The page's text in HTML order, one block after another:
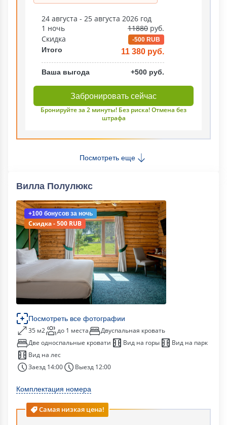
24 августа - 25 августа 2026 год
1 ночь
11880 руб.
Скидка
-500 RUB
Итого 11 380 руб.
Ваша выгода +500 руб.
Забронировать сейчас
Бронируйте за 2 минуты! Без риска! Отмена без
штрафа
Посмотреть еще
Вилла Полулюкс
+100 бонусов за ночь
Скидка - 500 RUB
Посмотреть все фотографии
35 м2 до 1 места
Двуспальная кровать
Две односпальные кровати
Вид на горы
Вид на парк
Вид на лес
Заезд 14:00
Выезд 12:00
Комплектация номера
Самая низкая цена!